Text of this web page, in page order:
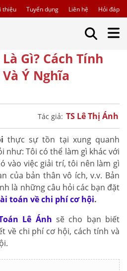
thiệu Tuyển dụng Liên hệ Hỏi đáp
Gì? Cách Tính
Ý Nghĩa
Tác giả: TS Lê Thị Ánh
thực sự tồn tại xung quanh
như: Tôi có thể làm gì khác với
vào việc giải trí, tôi nên làm gì
của bản thân vô ích, v.v. Bản
là những câu hỏi các bạn đặt
toán về chi phí cơ hội.
Lê Ánh sẽ cho bạn biết
về chi phí cơ hội, cách tính và